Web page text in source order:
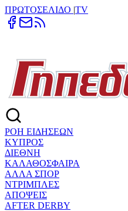
ΠΡΩΤΟΣΕΛΙΔΟ |TV
ΡΟΗ ΕΙΔΗΣΕΩΝ
ΚΥΠΡΟΣ
ΔΙΕΘΝΗ
ΚΑΛΑΘΟΣΦΑΙΡΑ
ΑΛΛΑ ΣΠΟΡ
ΝΤΡΙΜΠΛΕΣ
ΑΠΟΨΕΙΣ
AFTER DERBY